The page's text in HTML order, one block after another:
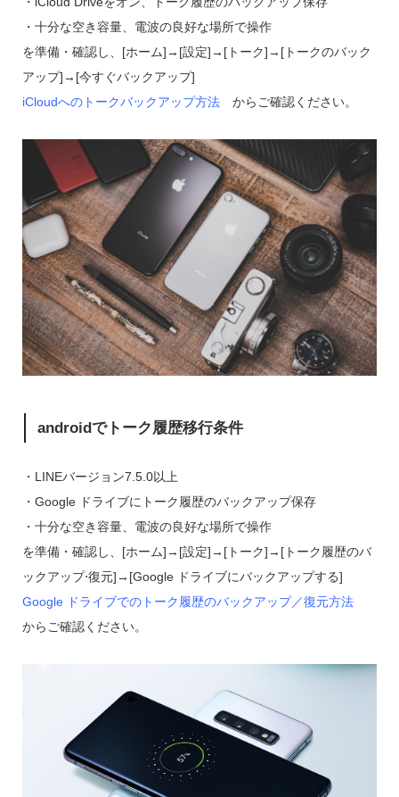
・十分な空き容量、電波の良好な場所で操作
を準備・確認し、[ホーム]→[設定]→[トーク]→[トークのバック
アップ]→[今すぐバックアップ]
iCloudへのトークバックアップ方法からご確認ください。
androidでトーク履歴移行条件
・LINEバージョン7.5.0以上
・Google ドライブにトーク履歴のバックアップ保存
・十分な空き容量、電波の良好な場所で操作
を準備・確認し、[ホーム]→[設定]→[トーク]→[トーク履歴のバ
ックアップ⋅復元]→[Google ドライブにバックアップする]
Google ドライブでのトーク履歴のバックアップ／復元方法
からご確認ください。